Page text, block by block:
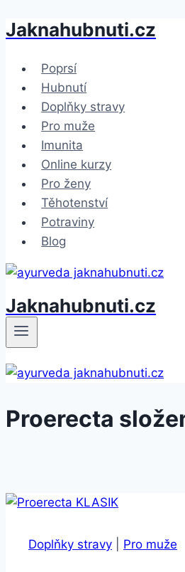
Přeskočit
obsah
Jaknahubnuti.cz
Poprsí
Hubnutí
Doplňky stravy
Pro muže
Imunita
Online kurzy
Pro ženy
Těhotenství
Potraviny
Blog
Jaknahubnuti.cz
Proerecta
Doplňky stravy Pro muže